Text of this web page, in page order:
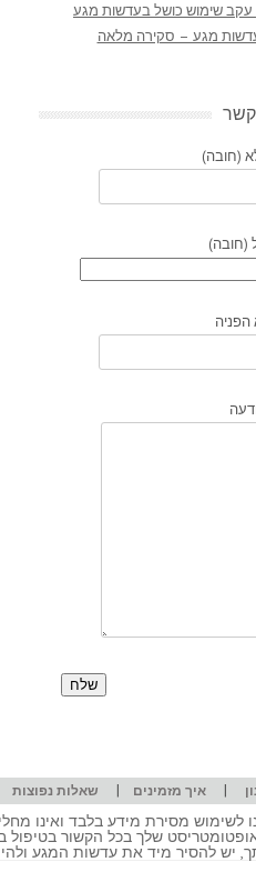
עקב שימוש כושל בעדשות מגע
מגע – סקירה מלאה
קשר
(חובה)
(חובה)
הפניה
|איך מזמינים | שאלות נפוצות
לשימוש מסירת מידע בלבד ואינו
שלך בכל הקשור
יש להסיר מיד את עדשות המגע